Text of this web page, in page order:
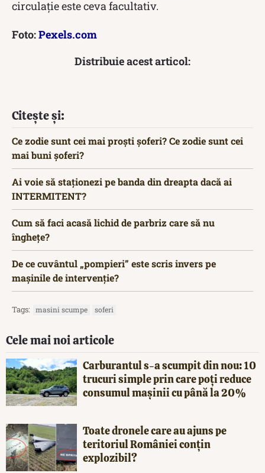
circulație este ceva facultativ.
Foto:Pexels.com
Distribuie acest articol:
Citește și:
Ce zodie sunt cei mai proști șoferi? Ce zodie sunt cei
mai buni șoferi?
Ai voie să staționezi pe banda din dreapta dacă ai
INTERMITENT?
Cum să faci acasă lichid de parbriz care să nu
înghețe?
De ce cuvântul „pompieri” este scris invers pe
mașinile de intervenție?
Tags: masini scumpe soferi
Cele mai noi articole
Carburantul s-a scumpit din nou: 10
trucuri simple prin care poți reduce
consumul mașinii cu până la 20%
Toate dronele care au ajuns pe
teritoriul României conțin
explozibil?